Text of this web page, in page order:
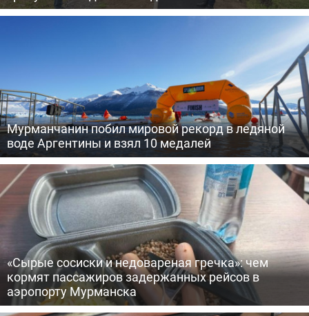
Мурманчанин побил мировой рекорд в ледяной
воде Аргентины и взял 10 медалей
«Сырые сосиски и недовареная гречка»: чем
кормят пассажиров задержанных рейсов в
аэропорту Мурманска